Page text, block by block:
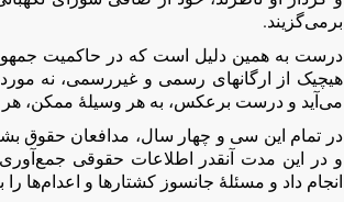
برمی‌گزیند.
درست به همین دلیل است که در حاکمیت
هیچیک از ارگانهای رسمی و غیررسمی، نه
می‌آید و درست برعکس، به هر وسیلۀ ممکن، هر
در تمام این سی و چهار سال، مدافعان حقوق بشر
و در این مدت آنقدر اطلاعات حقوقی
انجام داد و مسئلۀ جانسوز کشتار‌ها و اعدام‌ها